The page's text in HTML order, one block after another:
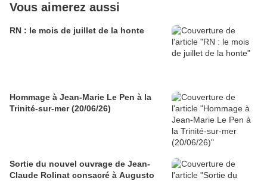
Vous aimerez aussi
RN : le mois de juillet de la honte
Hommage à Jean-Marie Le Pen à la
Trinité-sur-mer (20/06/26)
Sortie du nouvel ouvrage de Jean-
Claude Rolinat consacré à Augusto